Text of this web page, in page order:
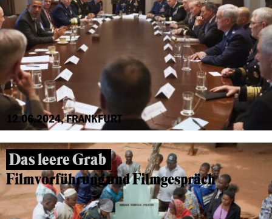
12.06.2024, FRANKFURT
Das leere Grab
Filmvorführung und Filmgespräch